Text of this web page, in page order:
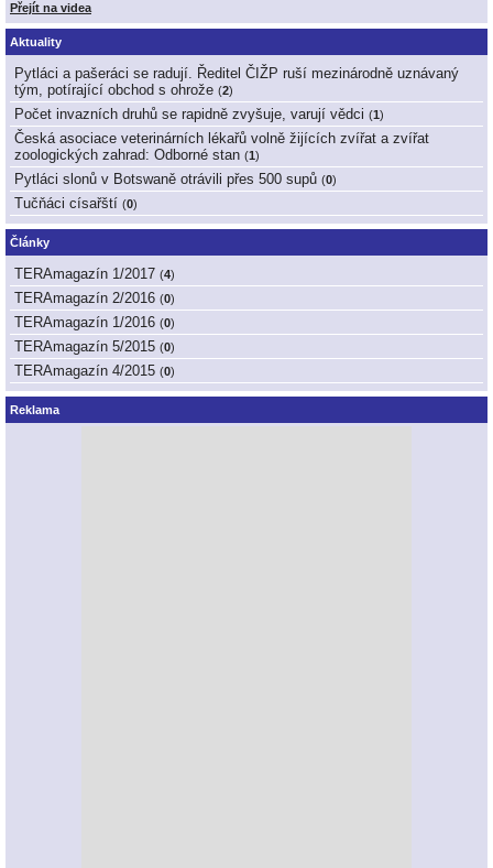
Přejít na videa
Aktuality
Pytláci a pašeráci se radují. Ředitel ČIŽP ruší mezinárodně uznávaný
tým, potírající obchod s ohrože (2)
Počet invazních druhů se rapidně zvyšuje, varují vědci (1 )
Česká asociace veterinárních lékařů volně žijících zvířat a zvířat
zoologických zahrad: Odborné stan (1 )
Pytláci slonů v Botswaně otrávili přes 500 supů (0)
Tučňáci císařští (0)
Články
TERAmagazín 1/2017 (4)
TERAmagazín 2/2016 (0)
TERAmagazín 1/2016 (0)
TERAmagazín 5/2015 (0)
TERAmagazín 4/2015 (0)
Reklama